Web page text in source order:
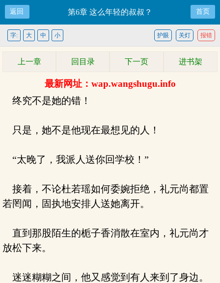
返回 第6章 这么年轻的叔叔？ 首页
报错
关灯
护眼
字: 大 中 小
上一章 回目录 下一页 进书架
最新网址：wap.wangshugu.info
终究不是她的错！
只是，她不是他现在最想见的人！
“太晚了，我派人送你回学校！”
接着，不论杜若瑶如何委婉拒绝，礼元尚都置
若罔闻，固执地安排人送她离开。
直到那股陌生的栀子香消散在室内，礼元尚才
放松下来。
迷迷糊糊之间，他又感觉到有人来到了身边。